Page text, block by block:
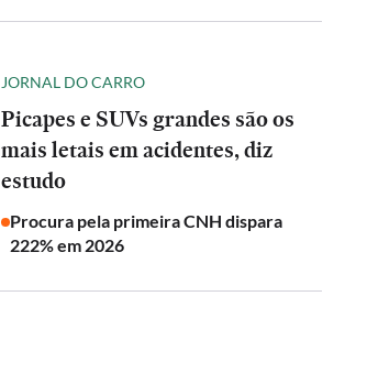
JORNAL DO CARRO
Picapes e SUVs grandes são os
mais letais em acidentes, diz
estudo
Procura pela primeira CNH dispara
222% em 2026